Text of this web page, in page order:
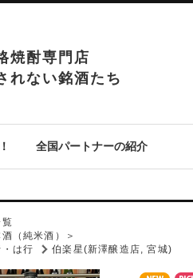
焼酎専門店
れない銘酒たち
全国パートナーの紹介
酒（純米酒）＞
は行
伯楽星(新澤醸造店, 宮城)